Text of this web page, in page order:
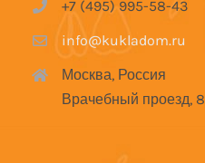
+7 (495) 995-58-43
info@kukladom.ru
Москва, Россия
Врачебный проезд, 8